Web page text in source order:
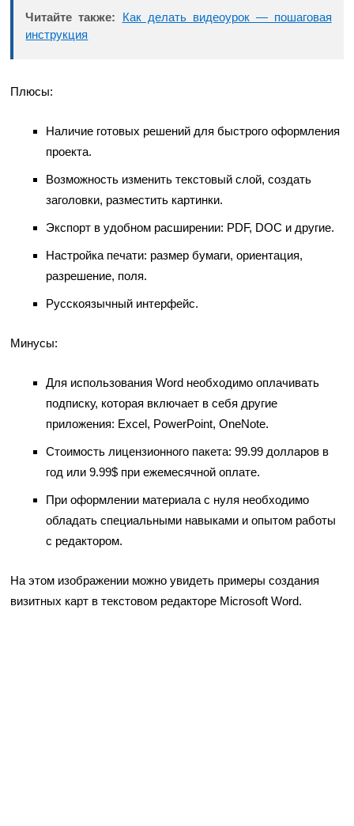
Читайте также:
Как делать видеоурок — пошаговая
инструкция
Плюсы:
Наличие готовых решений для быстрого оформления
проекта.
Возможность изменить текстовый слой, создать
заголовки, разместить картинки.
Экспорт в удобном расширении: PDF, DOC и другие.
Настройка печати: размер бумаги, ориентация,
разрешение, поля.
Русскоязычный интерфейс.
Минусы:
Для использования Word необходимо оплачивать
подписку, которая включает в себя другие
приложения: Excel, PowerPoint, OneNote.
Стоимость лицензионного пакета: 99.99 долларов в
год или 9.99$ при ежемесячной оплате.
При оформлении материала с нуля необходимо
обладать специальными навыками и опытом работы
с редактором.
На этом изображении можно увидеть примеры создания
визитных карт в текстовом редакторе Microsoft Word.